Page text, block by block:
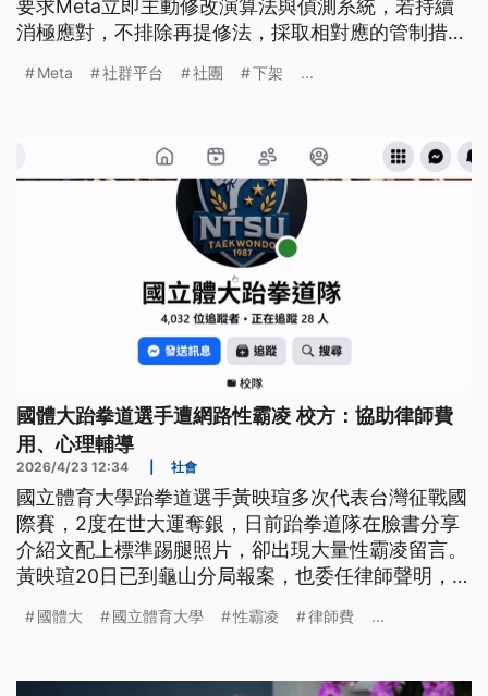
要求Meta立即主動修改演算法與偵測系統，若持續
消極應對，不排除再提修法，採取相對應的管制措施
Meta 社群平台 社團 下架 ...
國體大跆拳道選手遭網路性霸凌 校方：協助律師費
用、心理輔導
2026/4/23 12:34 社會
國立體育大學跆拳道選手黃映瑄多次代表台灣征戰國
際賽，2度在世大運奪銀，日前跆拳道隊在臉書分享
介紹文配上標準踢腿照片，卻出現大量性霸凌留言。
黃映瑄20日已到龜山分局報案，也委任律師聲明，要
助處理相關律師費用，並提供心理諮商輔導及相關支
國體大 國立體育大學 性霸凌 律師費 ...